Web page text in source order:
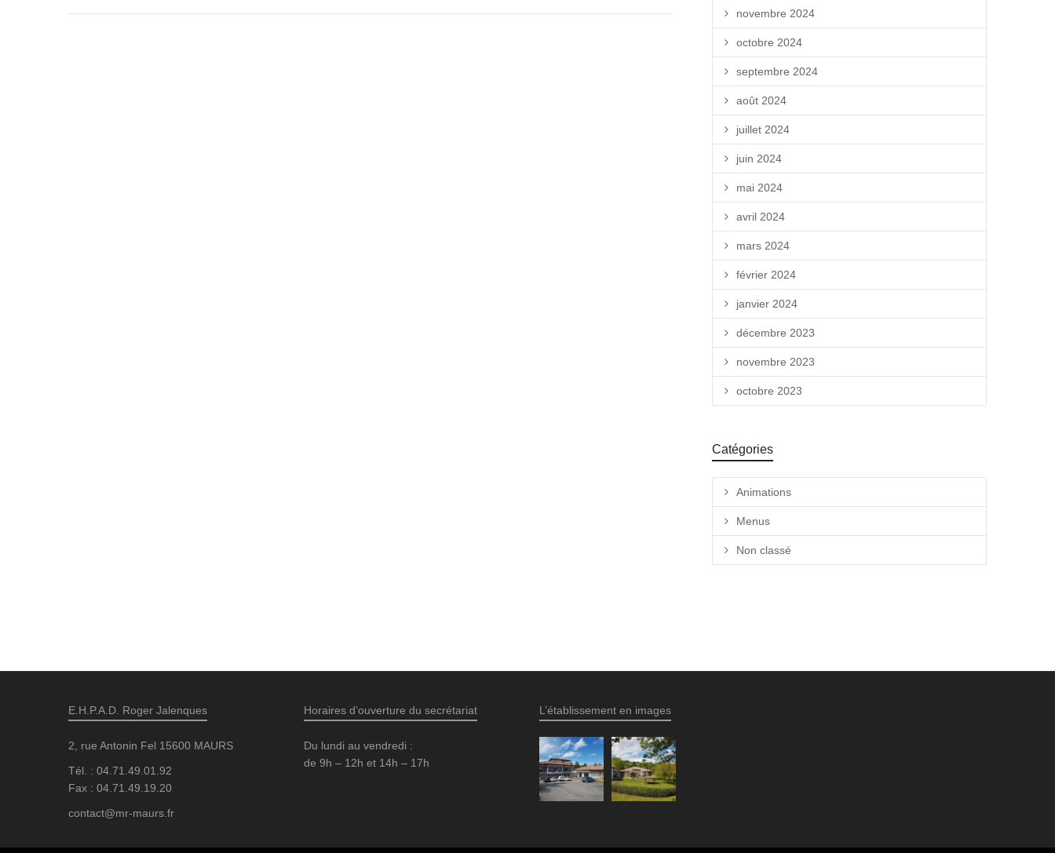
novembre 2024
octobre 2024
septembre 2024
août 2024
juillet 2024
juin 2024
mai 2024
avril 2024
mars 2024
février 2024
janvier 2024
décembre 2023
novembre 2023
octobre 2023
Catégories
Animations
Menus
Non classé
E.H.P.A.D. Roger Jalenques
2, rue Antonin Fel 15600 MAURS
Tél. : 04.71.49.01.92
Fax : 04.71.49.19.20
contact@mr-maurs.fr
Horaires d’ouverture du secrétariat
Du lundi au vendredi :
de 9h – 12h et 14h – 17h
L’établissement en images